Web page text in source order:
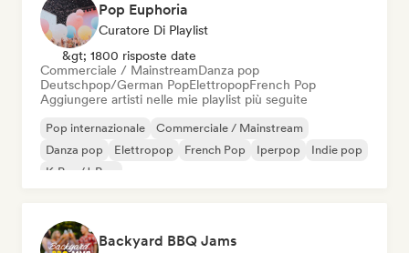
Pop Euphoria
Curatore Di Playlist
&gt; 1800 risposte date
Commerciale / MainstreamDanza pop
Deutschpop/German PopElettropopFrench Pop
Aggiungere artisti nelle mie playlist più seguite
Pop internazionale
Commerciale / Mainstream
Danza pop
Elettropop French Pop Iperpop
Indie pop
K-Pop/J-Pop
Backyard BBQ Jams